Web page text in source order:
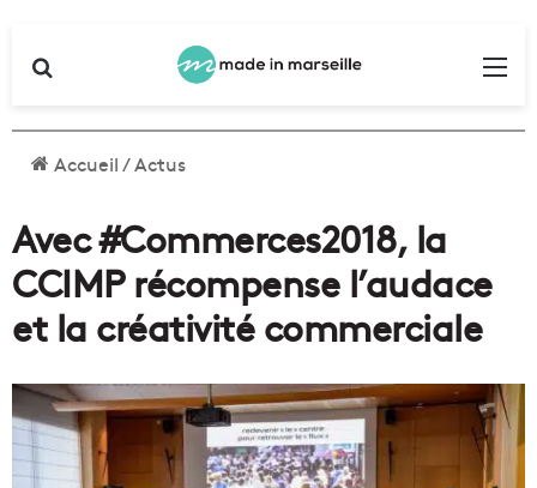
Accueil/Actus
Avec #Commerces2018, la
CCIMP récompense l’audace
et la créativité commerciale